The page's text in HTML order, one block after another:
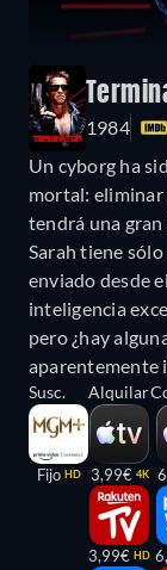
1984
Un cyborg ha
mortal: eliminar
tendrá una
Sarah tiene
enviado desde
inteligencia
pero ¿hay
aparentemente
Susc.
Fijo HD
Alquilar
3,99€ 4K
3,99€ HD